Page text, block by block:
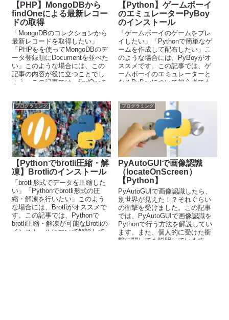
【PHP】MongoDBから
findOneによる最新レコー
ドの取得
「MongoDBのコレクションから
最新レコードを取得したい」
「PHPをを使ってMongoDBのデ
ータ登録順にDocumentを並べた
い」このような場合には、この
記事の内容が役に立つことでし
ょう。この記事では、findOneを
います。
【Python】ゲームボーイ
のエミュレーターPyBoy
のインストール
「ゲームボーイのゲームをプレ
イしたい」「Pythonで簡単なゲ
ームを作成して配布したい」こ
のような場合には、PyBoyがオ
ススメです。この記事では、ゲ
ームボーイのエミュレーターと
なるPyBoyについて初心者でも
プログラミング
【Pythonでbrotli圧縮・解
凍】Brotliのインストール
「brotli形式でデータを圧縮した
い」「Pythonでbrotli形式の圧
縮・解凍を行いたい」このよう
な場合には、Brotliがオススメで
す。この記事では、Pythonで
brotli圧縮・解凍が可能なBrotliの
インストールについて解説して
プログラミング
PyAutoGUIで画像認識
（locateOnScreen）
【Python】
PyAutoGUIで画像認識したら、
別世界が見えた！？それぐらい
の衝撃を受けました。この記事
では、PyAutoGUIで画像認識を
Pythonで行う方法を解説してい
ます。また、個人的に受けた衝
撃に関しても説明しています。